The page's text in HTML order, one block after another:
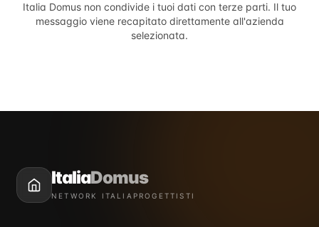
Italia Domus non condivide i tuoi dati con terze parti. Il tuo
messaggio viene recapitato direttamente all'azienda
selezionata.
ItaliaDomus
NETWORK ITALIAPROGETTISTI